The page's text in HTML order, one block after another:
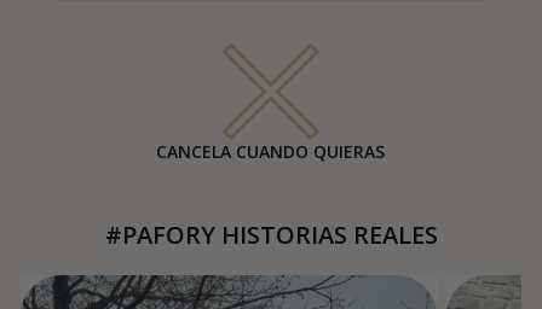
CANCELA CUANDO QUIERAS
#PAFORY HISTORIAS REALES